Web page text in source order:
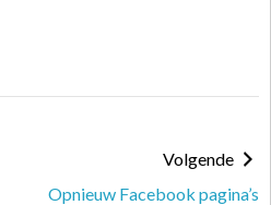
Volgende
Opnieuw Facebook pagina’s